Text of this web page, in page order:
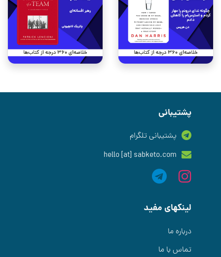
پشتیبانی
پشتیبانی تلگرام
hello [at] sabketo.com
لینکهای مفید
درباره ما
تماس با ما